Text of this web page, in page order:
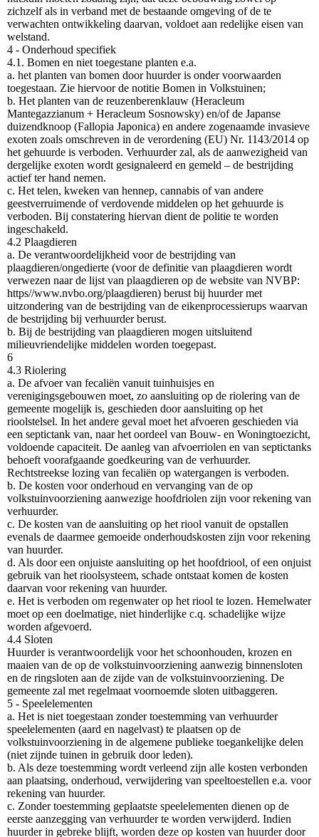
zichzelf als in verband met de bestaande omgeving of de te
verwachten ontwikkeling daarvan, voldoet aan redelijke eisen van
welstand.
4 - Onderhoud specifiek
4.1. Bomen en niet toegestane planten e.a.
a. het planten van bomen door huurder is onder voorwaarden
toegestaan. Zie hiervoor de notitie Bomen in Volkstuinen;
b. Het planten van de reuzenberenklauw (Heracleum
Mantegazzianum + Heracleum Sosnowsky) en/of de Japanse
duizendknoop (Fallopia Japonica) en andere zogenaamde invasieve
exoten zoals omschreven in de verordening (EU) Nr. 1143/2014 op
het gehuurde is verboden. Verhuurder zal, als de aanwezigheid van
dergelijke exoten wordt gesignaleerd en gemeld – de bestrijding
actief ter hand nemen.
c. Het telen, kweken van hennep, cannabis of van andere
geestverruimende of verdovende middelen op het gehuurde is
verboden. Bij constatering hiervan dient de politie te worden
ingeschakeld.
4.2 Plaagdieren
a. De verantwoordelijkheid voor de bestrijding van
plaagdieren/ongedierte (voor de definitie van plaagdieren wordt
verwezen naar de lijst van plaagdieren op de website van NVBP:
https//www.nvbo.org/plaagdieren) berust bij huurder met
uitzondering van de bestrijding van de eikenprocessierups waarvan
de bestrijding bij verhuurder berust.
b. Bij de bestrijding van plaagdieren mogen uitsluitend
milieuvriendelijke middelen worden toegepast.
6
4.3 Riolering
a. De afvoer van fecaliën vanuit tuinhuisjes en
verenigingsgebouwen moet, zo aansluiting op de riolering van de
gemeente mogelijk is, geschieden door aansluiting op het
rioolstelsel. In het andere geval moet het afvoeren geschieden via
een septictank van, naar het oordeel van Bouw- en Woningtoezicht,
voldoende capaciteit. De aanleg van afvoerriolen en van septictanks
behoeft voorafgaande goedkeuring van de verhuurder.
Rechtstreekse lozing van fecaliën op watergangen is verboden.
b. De kosten voor onderhoud en vervanging van de op
volkstuinvoorziening aanwezige hoofdriolen zijn voor rekening van
verhuurder.
c. De kosten van de aansluiting op het riool vanuit de opstallen
evenals de daarmee gemoeide onderhoudskosten zijn voor rekening
van huurder.
d. Als door een onjuiste aansluiting op het hoofdriool, of een onjuist
gebruik van het rioolsysteem, schade ontstaat komen de kosten
daarvan voor rekening van huurder.
e. Het is verboden om regenwater op het riool te lozen. Hemelwater
moet op een doelmatige, niet hinderlijke c.q. schadelijke wijze
worden afgevoerd.
4.4 Sloten
Huurder is verantwoordelijk voor het schoonhouden, krozen en
maaien van de op de volkstuinvoorziening aanwezig binnensloten
en de ringsloten aan de zijde van de volkstuinvoorziening. De
gemeente zal met regelmaat voornoemde sloten uitbaggeren.
5 - Speelelementen
a. Het is niet toegestaan zonder toestemming van verhuurder
speelelementen (aard en nagelvast) te plaatsen op de
volkstuinvoorziening in de algemene publieke toegankelijke delen
(niet zijnde tuinen in gebruik door leden).
b. Als deze toestemming wordt verleend zijn alle kosten verbonden
aan plaatsing, onderhoud, verwijdering van speeltoestellen e.a. voor
rekening van huurder.
c. Zonder toestemming geplaatste speelelementen dienen op de
eerste aanzegging van verhuurder te worden verwijderd. Indien
huurder in gebreke blijft, worden deze op kosten van huurder door